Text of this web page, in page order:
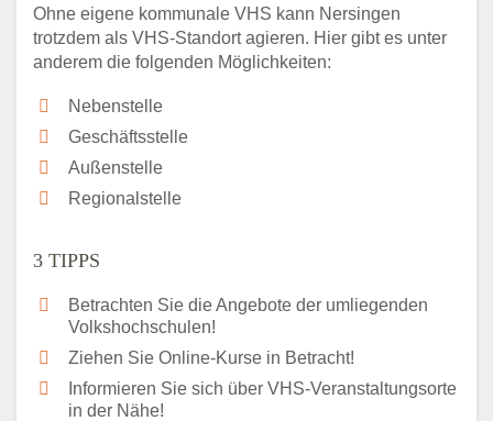
Ohne eigene kommunale VHS kann Nersingen
trotzdem als VHS-Standort agieren. Hier gibt es unter
anderem die folgenden Möglichkeiten:
Nebenstelle
Geschäftsstelle
Außenstelle
Regionalstelle
3 TIPPS
Betrachten Sie die Angebote der umliegenden
Volkshochschulen!
Ziehen Sie Online-Kurse in Betracht!
Informieren Sie sich über VHS-Veranstaltungsorte
in der Nähe!